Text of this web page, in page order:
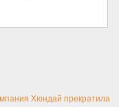
Хюндай прекратила